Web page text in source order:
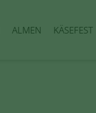
ALMEN KÄSEFEST